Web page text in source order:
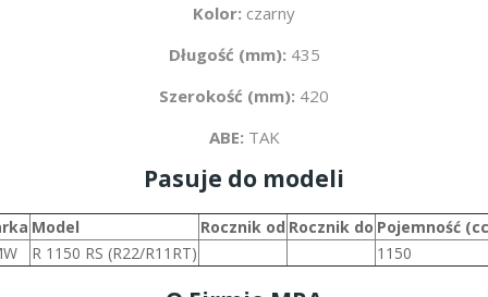
Kolor: czarny
Długość (mm): 435
Szerokość (mm): 420
ABE: TAK
Pasuje do modeli
Model Rocznik od Rocznik do Pojemność
R 1150 RS (R22/R11RT) 1150